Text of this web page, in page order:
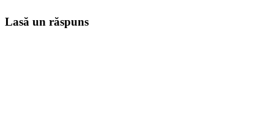
Lasă un răspuns